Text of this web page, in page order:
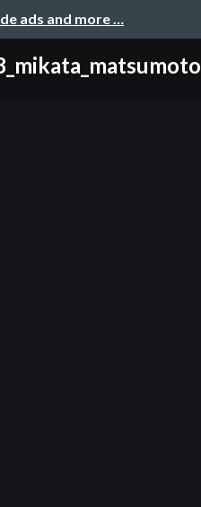
ads and more …